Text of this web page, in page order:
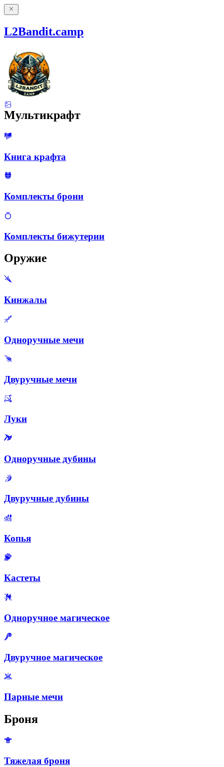
L2Bandit.camp
Мультикрафт
Книга крафта
Комплекты брони
Комплекты бижутерии
Оружие
Кинжалы
Одноручные мечи
Двуручные мечи
Луки
Одноручные дубины
Двуручные дубины
Копья
Кастеты
Одноручное магическое
Двуручное магическое
Парные мечи
Броня
Тяжелая броня